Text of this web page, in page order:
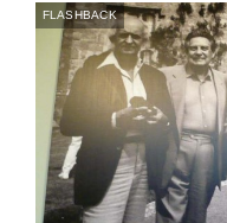
FLASHBACK